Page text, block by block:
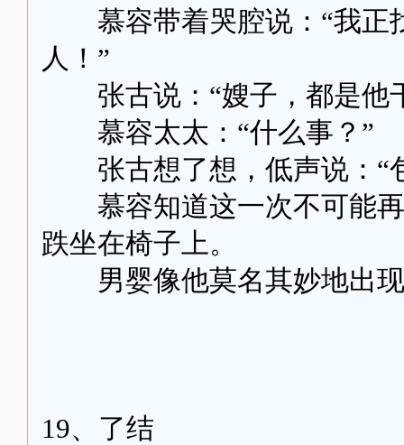
慕容带着哭腔说：“我正
人！”
张古说：“嫂子，都是他
慕容太太：“什么事？”
张古想了想，低声说：“
慕容知道这一次不可能再
跌坐在椅子上。
男婴像他莫名其妙地出现
19、了结